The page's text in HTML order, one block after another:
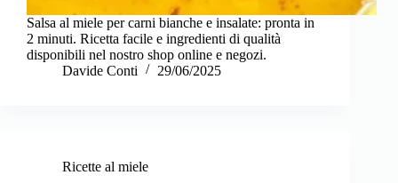
Salsa al miele per carni bianche e insalate: pronta in
2 minuti. Ricetta facile e ingredienti di qualità
disponibili nel nostro shop online e negozi.
Davide Conti
29/06/2025
Ricette al miele